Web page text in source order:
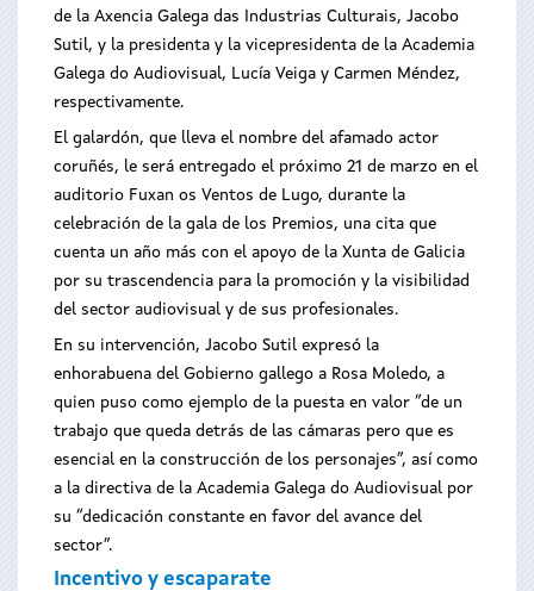
de la Axencia Galega das Industrias Culturais, Jacobo
Sutil, y la presidenta y la vicepresidenta de la Academia
Galega do Audiovisual, Lucía Veiga y Carmen Méndez,
respectivamente.
El galardón, que lleva el nombre del afamado actor
coruñés, le será entregado el próximo 21 de marzo en el
auditorio Fuxan os Ventos de Lugo, durante la
celebración de la gala de los Premios, una cita que
cuenta un año más con el apoyo de la Xunta de Galicia
por su trascendencia para la promoción y la visibilidad
del sector audiovisual y de sus profesionales.
En su intervención, Jacobo Sutil expresó la
enhorabuena del Gobierno gallego a Rosa Moledo, a
quien puso como ejemplo de la puesta en valor “de un
trabajo que queda detrás de las cámaras pero que es
esencial en la construcción de los personajes”, así como
a la directiva de la Academia Galega do Audiovisual por
su “dedicación constante en favor del avance del
sector”.
Incentivo y escaparate